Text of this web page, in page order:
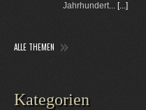
Jahrhundert... [...]
ALLE THEMEN
Kategorien